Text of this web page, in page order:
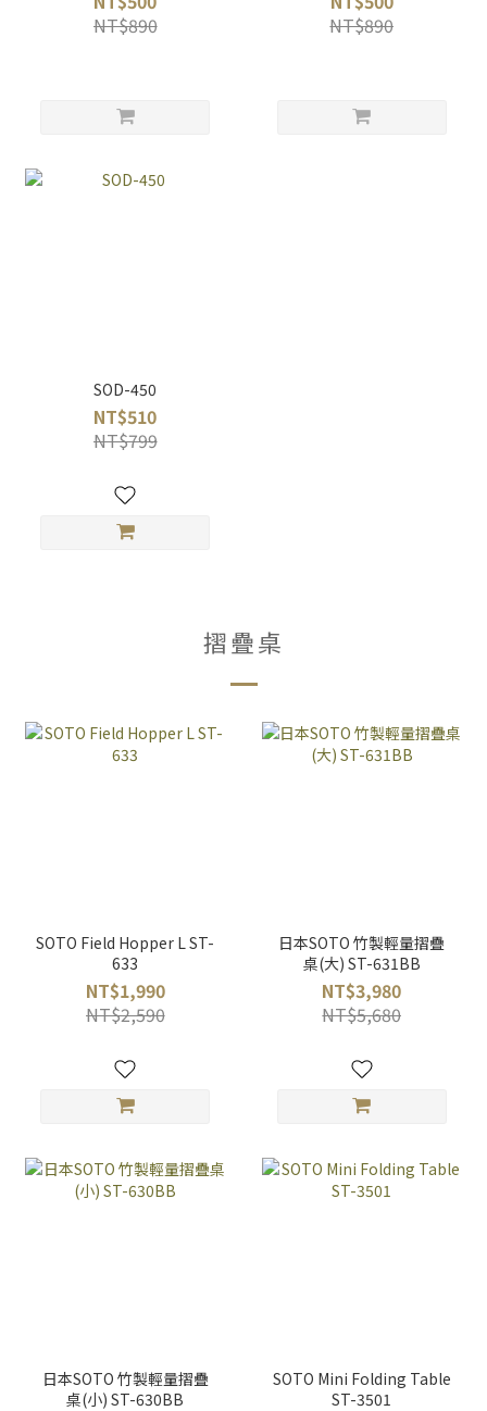
NT$890
NT$890
SOD-450
NT$510
NT$799
摺疊桌
SOTO Field Hopper L ST-
633
NT$1,990
NT$2,590
日本SOTO 竹製輕量摺疊
桌(大) ST-631BB
NT$3,980
NT$5,680
日本SOTO 竹製輕量摺疊
桌(小) ST-630BB
SOTO Mini Folding Table
ST-3501